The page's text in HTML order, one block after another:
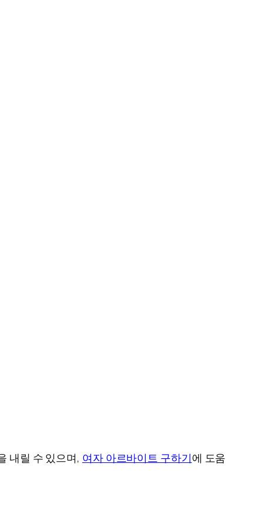
내릴 수 있으며, 여자 아르바이트 구하기에 도움